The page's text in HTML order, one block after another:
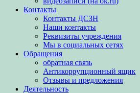
Контакты
Контакты ДСЗН
Наши контакты
Реквизиты учреждения
Мы в социальных сетях
Обращения
обратная связь
Антикоррупционный ящик
Отзывы и предложения
Деятельность